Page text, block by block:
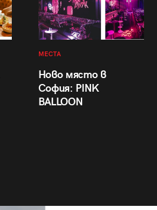
МЕСТА
Ново място в
София: PINK
BALLOON